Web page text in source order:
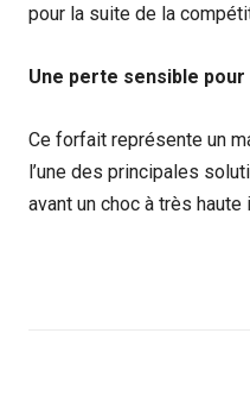
pour la suite de la
Une perte sensible pour
Ce forfait représente un
l’une des principales
avant un choc à très